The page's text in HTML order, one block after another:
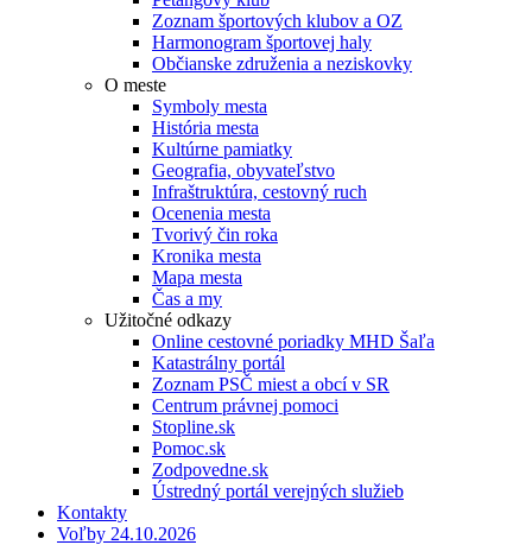
Zoznam športových klubov a OZ
Harmonogram športovej haly
Občianske združenia a neziskovky
O meste
Symboly mesta
História mesta
Kultúrne pamiatky
Geografia, obyvateľstvo
Infraštruktúra, cestovný ruch
Ocenenia mesta
Tvorivý čin roka
Kronika mesta
Mapa mesta
Čas a my
Užitočné odkazy
Online cestovné poriadky MHD Šaľa
Katastrálny portál
Zoznam PSČ miest a obcí v SR
Centrum právnej pomoci
Stopline.sk
Pomoc.sk
Zodpovedne.sk
Ústredný portál verejných služieb
Kontakty
Voľby 24.10.2026